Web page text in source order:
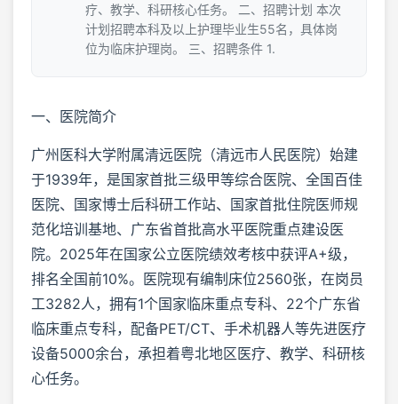
疗、教学、科研核心任务。 二、招聘计划 本次
计划招聘本科及以上护理毕业生55名，具体岗
位为临床护理岗。 三、招聘条件 1.
一、医院简介
广州医科大学附属清远医院（清远市人民医院）始建
于1939年，是国家首批三级甲等综合医院、全国百佳
医院、国家博士后科研工作站、国家首批住院医师规
范化培训基地、广东省首批高水平医院重点建设医
院。2025年在国家公立医院绩效考核中获评A+级，
排名全国前10%。医院现有编制床位2560张，在岗员
工3282人，拥有1个国家临床重点专科、22个广东省
临床重点专科，配备PET/CT、手术机器人等先进医疗
设备5000余台，承担着粤北地区医疗、教学、科研核
心任务。